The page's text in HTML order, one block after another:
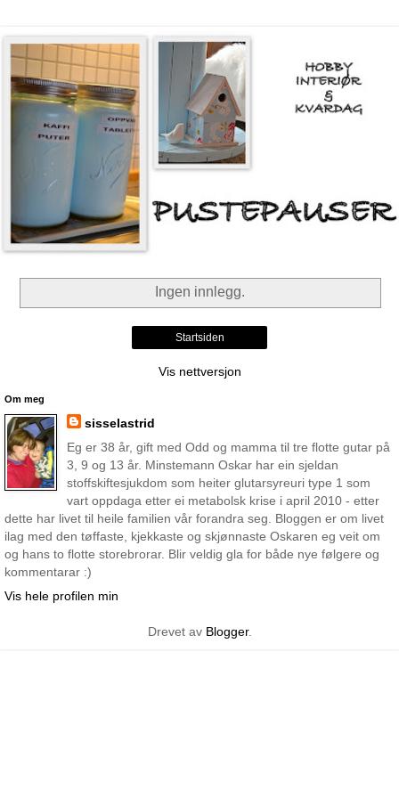
Ingen innlegg.
Startsiden
Vis nettversjon
Om meg
sisselastrid
Eg er 38 år, gift med Odd og mamma til tre flotte gutar på
3, 9 og 13 år. Minstemann Oskar har ein sjeldan
stoffskiftesjukdom som heiter glutarsyreuri type 1 som
vart oppdaga etter ei metabolsk krise i april 2010 - etter
dette har livet til heile familien vår forandra seg. Bloggen er om livet
ilag med den tøffaste, kjekkaste og skjønnaste Oskaren eg veit om
og hans to flotte storebrorar. Blir veldig gla for både nye følgere og
kommentarar :)
Vis hele profilen min
Drevet av Blogger.